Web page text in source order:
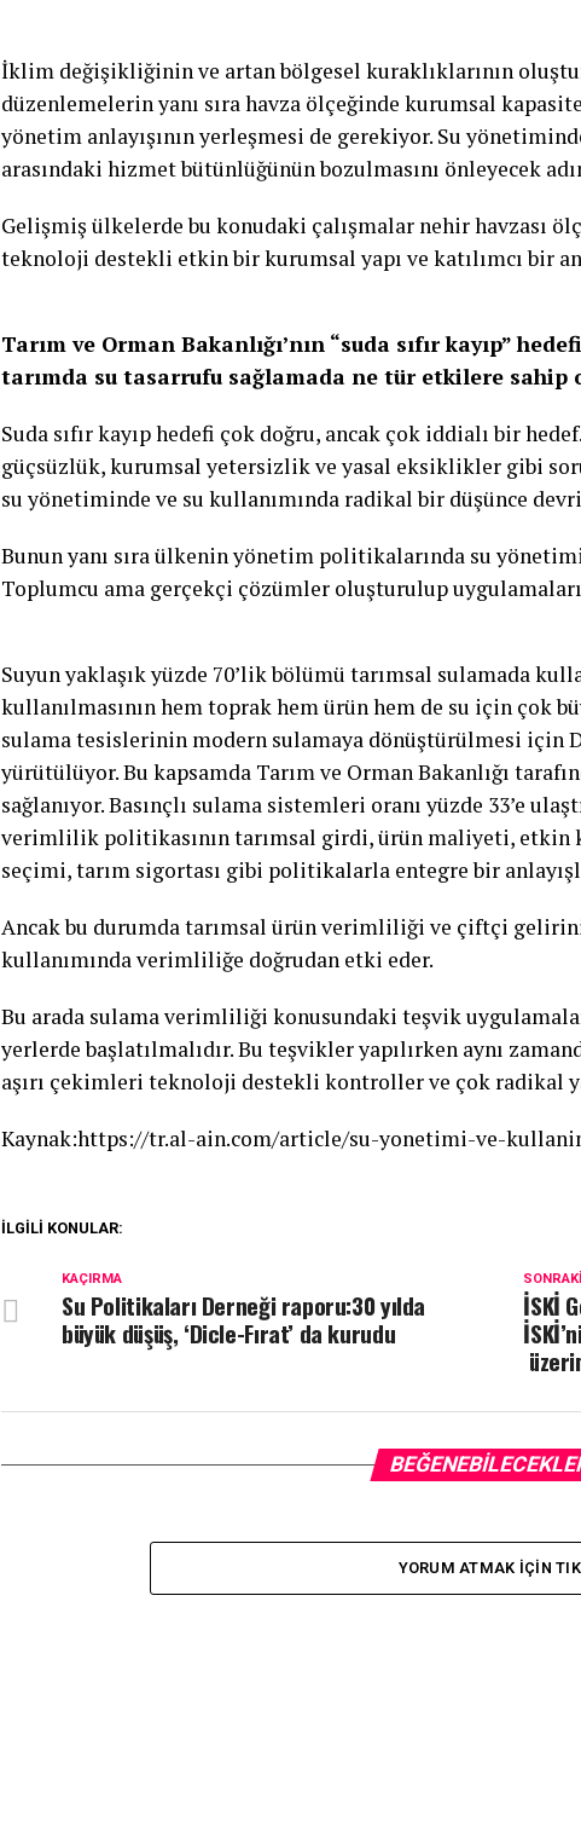
İklim değişikliğinin ve artan bölgesel kuraklıklarının
düzenlemelerin yanı sıra havza ölçeğinde kurumsal
yönetim anlayışının yerleşmesi de gerekiyor. Su
arasındaki hizmet bütünlüğünün bozulmasını önleyecek
Gelişmiş ülkelerde bu konudaki çalışmalar nehir havzası
teknoloji destekli etkin bir kurumsal yapı ve katılımcı bir
Tarım ve Orman Bakanlığı’nın “suda sıfır kayıp”
tarımda su tasarrufu sağlamada ne tür etkilere sahip
Suda sıfır kayıp hedefi çok doğru, ancak çok iddialı bir
güçsüzlük, kurumsal yetersizlik ve yasal eksiklikler gibi
su yönetiminde ve su kullanımında radikal bir düşünce
Bunun yanı sıra ülkenin yönetim politikalarında su yönetimi
Toplumcu ama gerçekçi çözümler oluşturulup
Suyun yaklaşık yüzde 70’lik bölümü tarımsal sulamada
kullanılmasının hem toprak hem ürün hem de su için çok
sulama tesislerinin modern sulamaya dönüştürülmesi için
yürütülüyor. Bu kapsamda Tarım ve Orman Bakanlığı
sağlanıyor. Basınçlı sulama sistemleri oranı yüzde 33’e
verimlilik politikasının tarımsal girdi, ürün maliyeti, etkin
seçimi, tarım sigortası gibi politikalarla entegre bir
Ancak bu durumda tarımsal ürün verimliliği ve çiftçi
kullanımında verimliliğe doğrudan etki eder.
Bu arada sulama verimliliği konusundaki teşvik
yerlerde başlatılmalıdır. Bu teşvikler yapılırken aynı
aşırı çekimleri teknoloji destekli kontroller ve çok radikal
Kaynak:https://tr.al-ain.com/article/su-yonetimi-ve-
İLGILI KONULAR:
SONRAKI
İSKİ
KAÇIRMA
Su Politikaları Derneği raporu:30 yılda
büyük düşüş, ‘Dicle-Fırat’ da kurudu
YORUM ATMAK IÇIN